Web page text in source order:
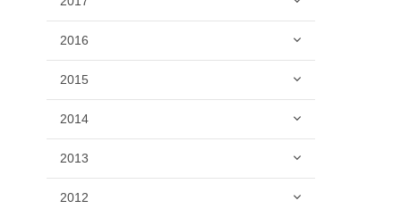
2016
2015
2014
2013
2012